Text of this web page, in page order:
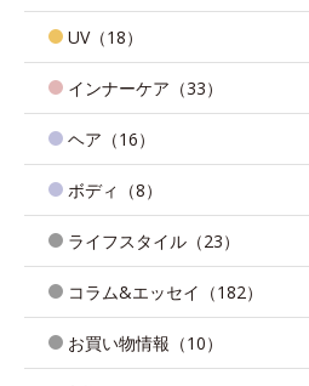
UV（18）
インナーケア（33）
ヘア（16）
ボディ（8）
ライフスタイル（23）
コラム&エッセイ（182）
お買い物情報（10）